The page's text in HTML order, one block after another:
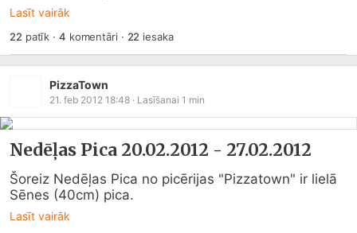
Lasīt vairāk
22 patīk · 4 komentāri · 22 iesaka
PizzaTown
21. feb 2012 18:48 · Lasīšanai 1 min
Nedēļas Pica 20.02.2012 - 27.02.2012
Šoreiz Nedēļas Pica no picērijas "Pizzatown" ir lielā
Sēnes (40cm) pica.
Lasīt vairāk